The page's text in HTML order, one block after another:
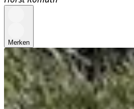
Merken